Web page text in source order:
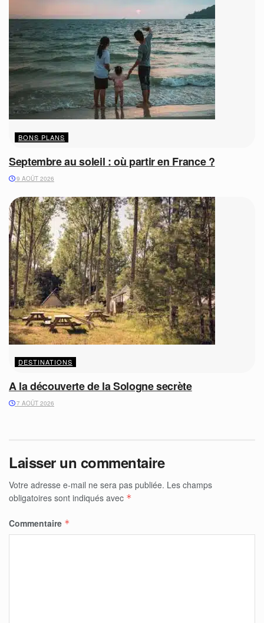
BONS PLANS
Septembre au soleil : où partir en France ?
9 AOÛT 2026
DESTINATIONS
A la découverte de la Sologne secrète
7 AOÛT 2026
Laisser un commentaire
Votre adresse e-mail ne sera pas publiée. Les champs
obligatoires sont indiqués avec *
Commentaire *